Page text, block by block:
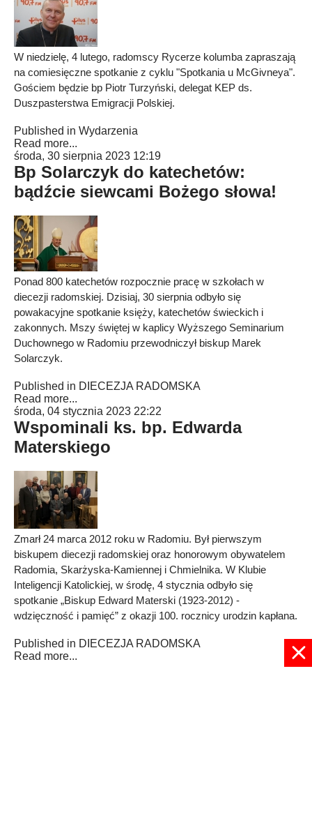
W niedzielę, 4 lutego, radomscy Rycerze kolumba zapraszają
na comiesięczne spotkanie z cyklu "Spotkania u McGivneya".
Gościem będzie bp Piotr Turzyński, delegat KEP ds.
Duszpasterstwa Emigracji Polskiej.
Published in Wydarzenia
Read more...
środa, 30 sierpnia 2023 12:19
Bp Solarczyk do katechetów:
bądźcie siewcami Bożego słowa!
Ponad 800 katechetów rozpocznie pracę w szkołach w
diecezji radomskiej. Dzisiaj, 30 sierpnia odbyło się
powakacyjne spotkanie księży, katechetów świeckich i
zakonnych. Mszy świętej w kaplicy Wyższego Seminarium
Duchownego w Radomiu przewodniczył biskup Marek
Solarczyk.
Published in DIECEZJA RADOMSKA
Read more...
środa, 04 stycznia 2023 22:22
Wspominali ks. bp. Edwarda
Materskiego
Zmarł 24 marca 2012 roku w Radomiu. Był pierwszym
biskupem diecezji radomskiej oraz honorowym obywatelem
Radomia, Skarżyska-Kamiennej i Chmielnika. W Klubie
Inteligencji Katolickiej, w środę, 4 stycznia odbyło się
spotkanie „Biskup Edward Materski (1923-2012) -
wdzięczność i pamięć” z okazji 100. rocznicy urodzin kapłana.
Published in DIECEZJA RADOMSKA
Read more...